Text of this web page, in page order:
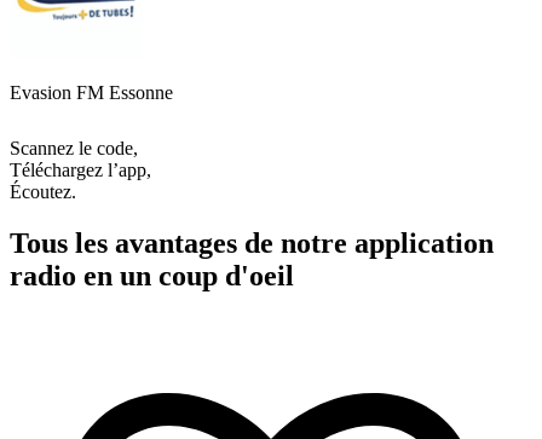
Evasion FM Essonne
Scannez le code,
Téléchargez l’app,
Écoutez.
Tous les avantages de notre application
radio en un coup d'oeil